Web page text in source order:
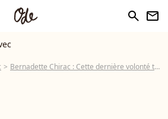
search newsletter
Bernadette Chirac : Cette dernière volonté touchante qui concerne son château acheté avec Jacques Chirac